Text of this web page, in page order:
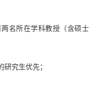
名所在学科教授（含硕士
究生优先；